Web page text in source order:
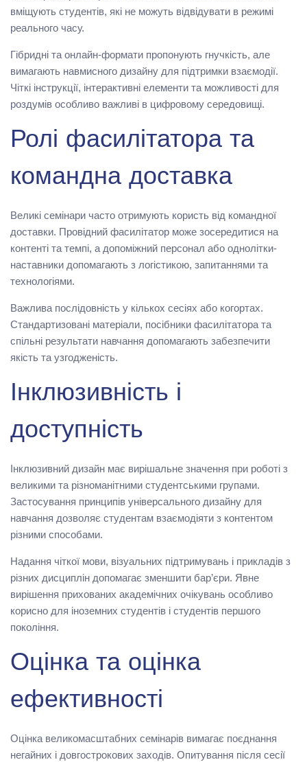
вміщують студентів, які не можуть відвідувати в режимі
реального часу.
Гібридні та онлайн-формати пропонують гнучкість, але
вимагають навмисного дизайну для підтримки взаємодії.
Чіткі інструкції, інтерактивні елементи та можливості для
роздумів особливо важливі в цифровому середовищі.
Ролі фасилітатора та
командна доставка
Великі семінари часто отримують користь від командної
доставки. Провідний фасилітатор може зосередитися на
контенті та темпі, а допоміжний персонал або однолітки-
наставники допомагають з логістикою, запитаннями та
технологіями.
Важлива послідовність у кількох сесіях або когортах.
Стандартизовані матеріали, посібники фасилітатора та
спільні результати навчання допомагають забезпечити
якість та узгодженість.
Інклюзивність і
доступність
Інклюзивний дизайн має вирішальне значення при роботі з
великими та різноманітними студентськими групами.
Застосування принципів універсального дизайну для
навчання дозволяє студентам взаємодіяти з контентом
різними способами.
Надання чіткої мови, візуальних підтримувань і прикладів з
різних дисциплін допомагає зменшити бар’єри. Явне
вирішення прихованих академічних очікувань особливо
корисно для іноземних студентів і студентів першого
покоління.
Оцінка та оцінка
ефективності
Оцінка великомасштабних семінарів вимагає поєднання
негайних і довгострокових заходів. Опитування після сесії